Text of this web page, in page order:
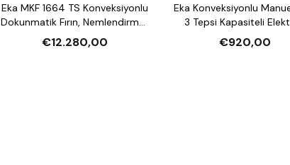
Eka MKF 1664 TS Konveksiyonlu
Dokunmatik Fırın, Nemlendirmeli
16 Tepsi Kapasiteli Elektrikli
€12.280,00
Eka Konveksiyonlu Manuel
3 Tepsi Kapasiteli
€920,00